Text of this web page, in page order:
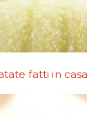
fatti in